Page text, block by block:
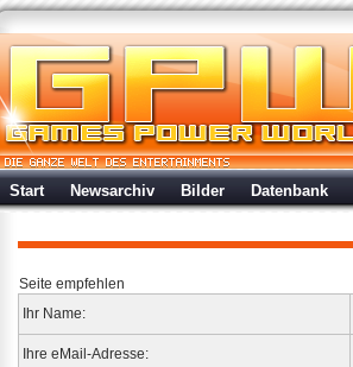
Start Newsarchiv Bilder Datenbank
Seite empfehlen
Ihr Name:
Ihre eMail-Adresse: